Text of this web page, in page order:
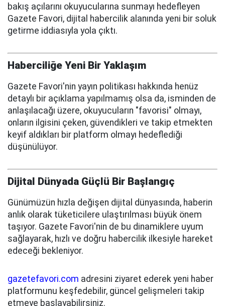
bakış açılarını okuyucularına sunmayı hedefleyen
Gazete Favori, dijital habercilik alanında yeni bir soluk
getirme iddiasıyla yola çıktı.
Haberciliğe Yeni Bir Yaklaşım
Gazete Favori'nin yayın politikası hakkında henüz
detaylı bir açıklama yapılmamış olsa da, isminden de
anlaşılacağı üzere, okuyucuların "favorisi" olmayı,
onların ilgisini çeken, güvendikleri ve takip etmekten
keyif aldıkları bir platform olmayı hedeflediği
düşünülüyor.
Dijital Dünyada Güçlü Bir Başlangıç
Günümüzün hızla değişen dijital dünyasında, haberin
anlık olarak tüketicilere ulaştırılması büyük önem
taşıyor. Gazete Favori'nin de bu dinamiklere uyum
sağlayarak, hızlı ve doğru habercilik ilkesiyle hareket
edeceği bekleniyor.
gazetefavori.com adresini ziyaret ederek yeni haber
platformunu keşfedebilir, güncel gelişmeleri takip
etmeye başlayabilirsiniz.